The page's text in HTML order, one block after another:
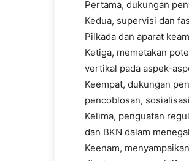
Pertama, dukungan
Kedua, supervisi dan
Pilkada dan aparat
Ketiga, memetakan
vertikal pada aspek-
Keempat, dukungan
pencoblosan,
Kelima, penguatan
dan BKN dalam
Keenam,